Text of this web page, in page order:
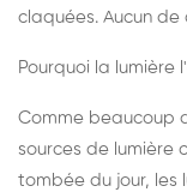
claquées. Aucun de
Pourquoi la lumière
Comme beaucoup
sources de lumière
tombée du jour, les